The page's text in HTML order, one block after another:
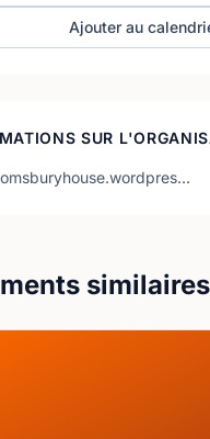
Ajouter au
SUR
similaires